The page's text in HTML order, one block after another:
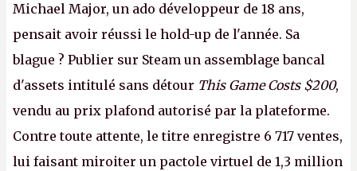
Michael Major, un ado développeur de 18 ans,
pensait avoir réussi le hold-up de l'année. Sa
blague ? Publier sur Steam un assemblage bancal
d'assets intitulé sans détour This Game Costs $200,
vendu au prix plafond autorisé par la plateforme.
Contre toute attente, le titre enregistre 6 717 ventes,
lui faisant miroiter un pactole virtuel de 1,3 million